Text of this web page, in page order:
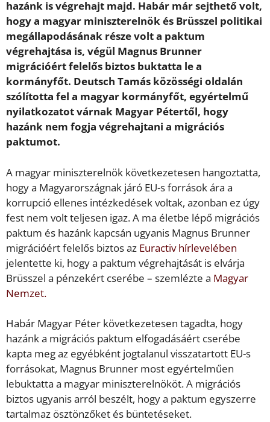
hazánk is végrehajt majd. Habár már sejthető volt,
hogy a magyar miniszterelnök és Brüsszel politikai
megállapodásának része volt a paktum
végrehajtása is, végül Magnus Brunner
migrációért felelős biztos buktatta le a
kormányfőt. Deutsch Tamás közösségi oldalán
szólította fel a magyar kormányfőt, egyértelmű
nyilatkozatot várnak Magyar Pétertől, hogy
hazánk nem fogja végrehajtani a migrációs
paktumot.
A magyar miniszterelnök következetesen hangoztatta,
hogy a Magyarországnak járó EU-s források ára a
korrupció ellenes intézkedések voltak, azonban ez úgy
fest nem volt teljesen igaz. A ma életbe lépő migrációs
paktum és hazánk kapcsán ugyanis Magnus Brunner
migrációért felelős biztos az Euractiv hírlevelében
jelentette ki, hogy a paktum végrehajtását is elvárja
Brüsszel a pénzekért cserébe – szemlézte a Magyar
Nemzet.
Habár Magyar Péter következetesen tagadta, hogy
hazánk a migrációs paktum elfogadásáért cserébe
kapta meg az egyébként jogtalanul visszatartott EU-s
forrásokat, Magnus Brunner most egyértelműen
lebuktatta a magyar miniszterelnököt. A migrációs
biztos ugyanis arról beszélt, hogy a paktum egyszerre
tartalmaz ösztönzőket és büntetéseket.